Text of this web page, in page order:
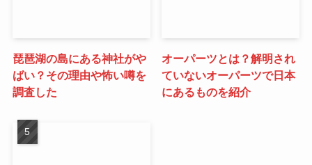
琵琶湖の島にある神社がや
ばい？その理由や怖い噂を
調査した
オーパーツとは？解明され
ていないオーパーツで日本
にあるものを紹介